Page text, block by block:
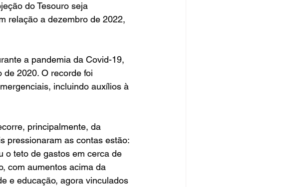
do Tesouro seja
relação a dezembro de 2022,
a pandemia da Covid-19,
2020. O recorde foi
incluindo auxílios à
principalmente, da
pressionaram as contas estão:
o teto de gastos em cerca de
com aumentos acima da
e educação, agora vinculados